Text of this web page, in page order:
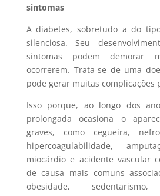
sintomas
A diabetes, sobretudo a do
silenciosa. Seu
sintomas podem demorar
ocorrerem. Trata-se de uma
pode gerar muitas complicações
Isso porque, ao longo dos
prolongada ocasiona o
graves, como cegueira,
hipercoagulabilidade,
miocárdio e acidente vascular
de causa mais comuns
obesidade, sedentarismo,